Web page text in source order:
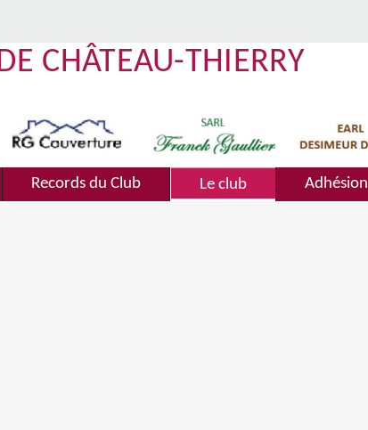
CHÂTEAU-THIERRY
Records du Club Le club Adhésion